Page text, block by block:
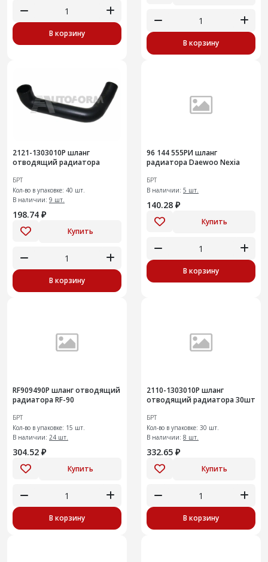
В корзину
В корзину
2121-1303010Р шланг
отводящий радиатора
БРТ
Кол-во в упаковке: 40 шт.
В наличии: 9 шт.
198.74 ₽
Купить
В корзину
96 144 555РИ шланг
радиатора Daewoo Nexia
БРТ
В наличии: 5 шт.
140.28 ₽
Купить
В корзину
RF909490Р шланг отводящий
радиатора RF-90
БРТ
Кол-во в упаковке: 15 шт.
В наличии: 24 шт.
304.52 ₽
Купить
В корзину
2110-1303010Р шланг
отводящий радиатора 30шт
БРТ
Кол-во в упаковке: 30 шт.
В наличии: 8 шт.
332.65 ₽
Купить
В корзину